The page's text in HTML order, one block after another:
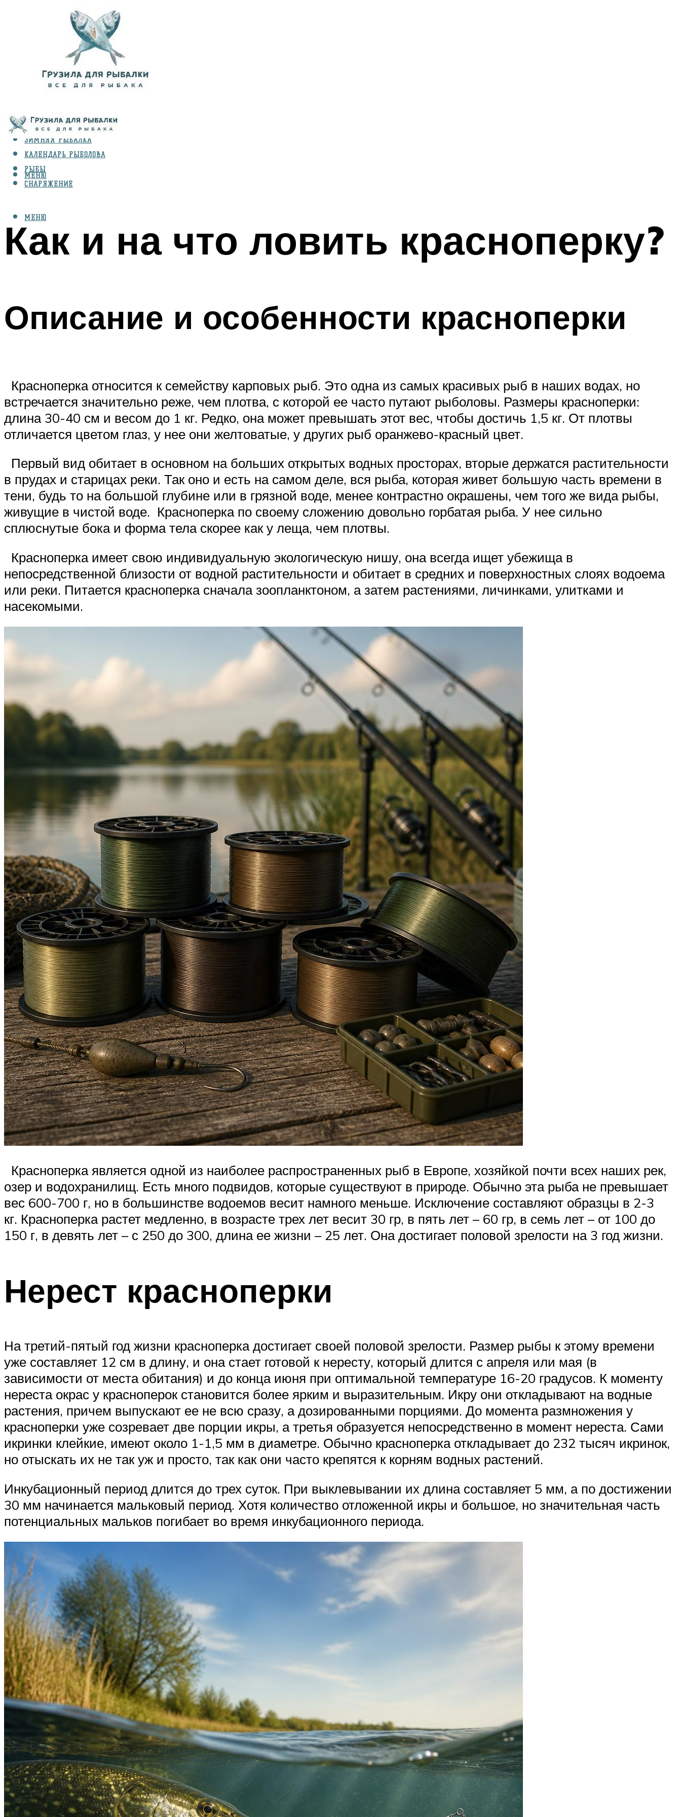
ВИДЫ ЛОВЛИ
ЗИМНЯЯ РЫБАЛКА
КАЛЕНДАРЬ РЫБОЛОВА
РЫБЫ
СНАРЯЖЕНИЕ
МЕНЮ
МЕНЮ
Как и на что ловить красноперку?
Описание и особенности красноперки
Красноперка относится к семейству карповых рыб. Это одна из самых красивых рыб в наших водах, но
встречается значительно реже, чем плотва, с которой ее часто путают рыболовы. Размеры красноперки:
длина 30-40 см и весом до 1 кг. Редко, она может превышать этот вес, чтобы достичь 1,5 кг. От плотвы
отличается цветом глаз, у нее они желтоватые, у других рыб оранжево-красный цвет.
Первый вид обитает в основном на больших открытых водных просторах, вторые держатся растительности
в прудах и старицах реки. Так оно и есть на самом деле, вся рыба, которая живет большую часть времени в
тени, будь то на большой глубине или в грязной воде, менее контрастно окрашены, чем того же вида рыбы,
живущие в чистой воде. Красноперка по своему сложению довольно горбатая рыба. У нее сильно
сплюснутые бока и форма тела скорее как у леща, чем плотвы.
Красноперка имеет свою индивидуальную экологическую нишу, она всегда ищет убежища в
непосредственной близости от водной растительности и обитает в средних и поверхностных слоях водоема
или реки. Питается красноперка сначала зоопланктоном, а затем растениями, личинками, улитками и
насекомыми.
Красноперка является одной из наиболее распространенных рыб в Европе, хозяйкой почти всех наших рек,
озер и водохранилищ. Есть много подвидов, которые существуют в природе. Обычно эта рыба не превышает
вес 600-700 г, но в большинстве водоемов весит намного меньше. Исключение составляют образцы в 2-3
кг. Красноперка растет медленно, в возрасте трех лет весит 30 гр, в пять лет – 60 гр, в семь лет – от 100 до
150 г, в девять лет – с 250 до 300, длина ее жизни – 25 лет. Она достигает половой зрелости на 3 год жизни.
Нерест красноперки
На третий-пятый год жизни красноперка достигает своей половой зрелости. Размер рыбы к этому времени
уже составляет 12 см в длину, и она стает готовой к нересту, который длится с апреля или мая (в
зависимости от места обитания) и до конца июня при оптимальной температуре 16-20 градусов. К моменту
нереста окрас у красноперок становится более ярким и выразительным. Икру они откладывают на водные
растения, причем выпускают ее не всю сразу, а дозированными порциями. До момента размножения у
красноперки уже созревает две порции икры, а третья образуется непосредственно в момент нереста. Сами
икринки клейкие, имеют около 1-1,5 мм в диаметре. Обычно красноперка откладывает до 232 тысяч икринок,
но отыскать их не так уж и просто, так как они часто крепятся к корням водных растений.
Инкубационный период длится до трех суток. При выклевывании их длина составляет 5 мм, а по достижении
30 мм начинается мальковый период. Хотя количество отложенной икры и большое, но значительная часть
потенциальных мальков погибает во время инкубационного периода.